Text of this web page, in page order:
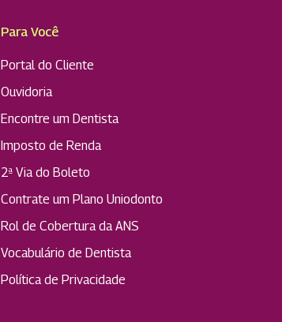
Para Você
Portal do Cliente
Ouvidoria
Encontre um Dentista
Imposto de Renda
2ª Via do Boleto
Contrate um Plano Uniodonto
Rol de Cobertura da ANS
Vocabulário de Dentista
Política de Privacidade